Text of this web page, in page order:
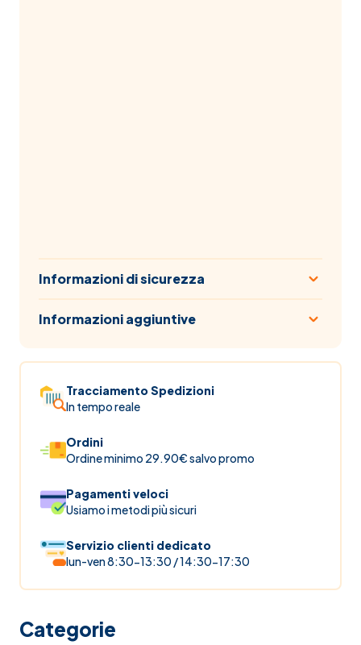
Informazioni di sicurezza
Informazioni aggiuntive
Tracciamento Spedizioni
In tempo reale
Ordini
Ordine minimo 29.90€ salvo promo
Pagamenti veloci
Usiamo i metodi più sicuri
Servizio clienti dedicato
lun-ven 8:30-13:30 / 14:30-17:30
Categorie